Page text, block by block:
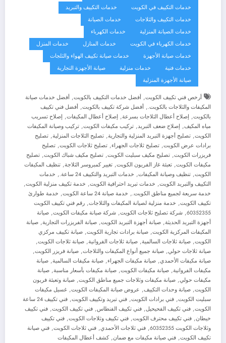
خدمات التكييف في الكويت
خدمات التكييف والتبريد
خدمات التكييف والثلاجات
خدمات الصيانة
خدمات الصيانة المنزلية
خدمات الكهرباء
خدمات الكهرباء في الكويت
خدمات المنازل
خدمات المنزل
خدمات صيانة الأجهزة
خدمات صيانة تكييف الهواء والثلجات
خدمات فنية
خدمات منزلية
صيانة الأجهزة التجارية
صيانة الأجهزة المنزلية
أرخص فني تكييف الكويت, أفضل خدمات التكييف بالكويت, أفضل خدمات صيانة
المكيفات والثلاجات بالكويت., أفضل شركة تكييف بالكويت, أفضل فني تكييف
بالكويت, إصلاح أعطال الثلاجات بسرعة, إصلاح أعطال المكيفات, إصلاح تسريب
مياه المكيف, إصلاح ضعف التبريد, تركيب مكيفات الكويت, تركيب وصيانة المكيفات
الكويت, تصليح أجهزة التبريد المنزلية والتجارية, تصليح الثلاجات المنزلية, تصليح
برادات عرض الكويت, تصليح ثلاجات الجهراء, تصليح ثلاجات الكويت, تصليح
فريزرات الكويت, تصليح مكيف سبليت الكويت, تصليح مكيف شباك الكويت, تصليح
مكيفات الكويت, تعبئة غاز الفريون الكويت, تغيير كمبروسر الثلاجة, تنظيف المكيفات
الكويت, تنظيف وصيانة المكيفات, خدمات التبريد والتكييف 24 ساعة. , خدمات
التكييف والتبريد الكويت, خدمات تبريد احترافية الكويت, خدمة تكييف منزلية الكويت,
خدمة سريعة لجميع مناطق الكويت., خدمة صيانة 24 ساعة الكويت , خدمة طوارئ
تكييف الكويت, خدمة منزلية لصيانة المكيفات والثلاجات, رقم فني تكييف الكويت
60352355
, شركة تصليح ثلاجات الكويت, شركة صيانة مكيفات الكويت, صيانة
أجهزة التبريد الحديثة, صيانة أجهزة التبريد الكويت, صيانة الفريزرات التجارية, صيانة
المكيفات المركزية الكويت, صيانة برادات تجارية الكويت, صيانة تكييف مركزي
الكويت, صيانة ثلاجات السالمية, صيانة ثلاجات الفروانية, صيانة ثلاجات الكويت,
صيانة ثلاجات حولي, صيانة جميع أنواع المكيفات والثلاجات, صيانة فريزر الكويت,
صيانة مكيفات الأحمدي, صيانة مكيفات الجهراء, صيانة مكيفات السالمية, صيانة
مكيفات الفروانية, صيانة مكيفات الكويت, صيانة مكيفات بأسعار مناسبة, صيانة
مكيفات حولي, صيانة مكيفات وثلاجات جميع مناطق الكويت, صيانة وتعبئة فريون
الكويت, صيانة وحدات التكييف, عروض صيانة المكيفات الكويت, غسيل مكيفات
سبليت الكويت, فني برادات الكويت, فني تبريد وتكييف الكويت,
فني تكييف 24 ساعة
الكويت, فني تكييف الفحيحيل, فني تكييف الفنطاس, فني تكييف الكويت, فني تكييف
خيطان, فني تكييف محترف الكويت, فني تكييف وثلاجات الكويت, فني تكييف
وثلاجات الكويت 60352355
, فني ثلاجات الأحمدي, فني ثلاجات الكويت, فني صيانة
تكييف الكويت, فني صيانة مكيفات مع ضمان,كشف أعطال المكيفات